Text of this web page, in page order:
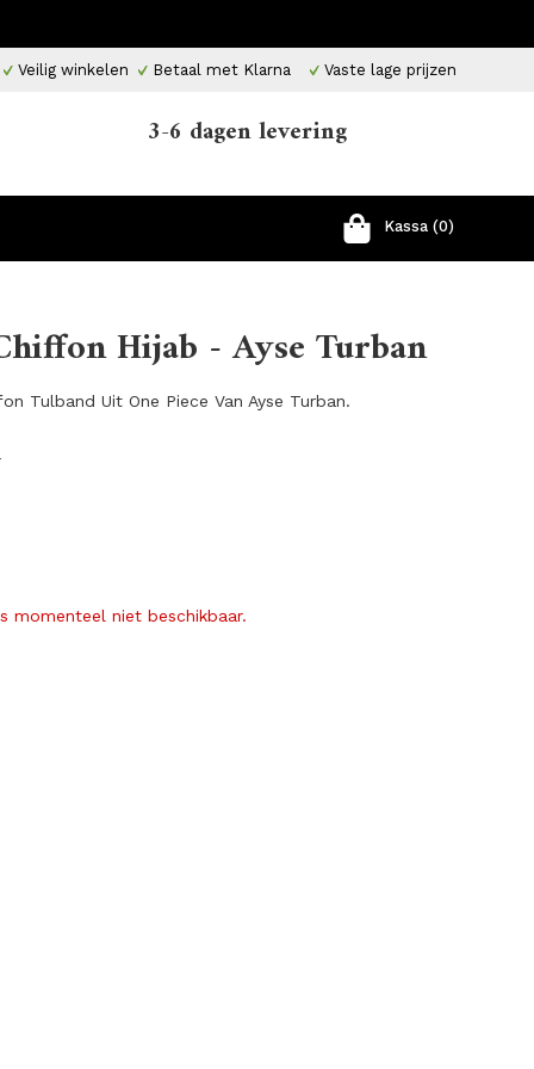
Veilig winkelen Betaal met Klarna Vaste lage prijzen
3-6 dagen levering
Kassa (0)
Hijab - Ayse Turban
Tulband Uit One Piece Van Ayse Turban.
momenteel niet beschikbaar.